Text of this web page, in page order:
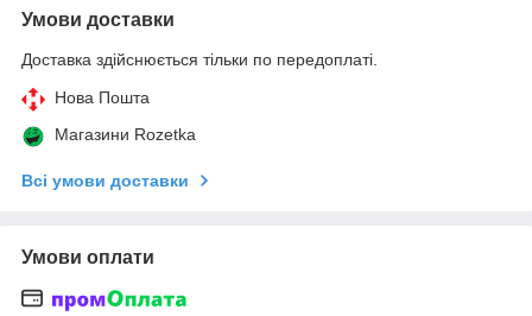
Умови доставки
Доставка здійснюється тільки по передоплаті.
Нова Пошта
Магазини Rozetka
Всі умови доставки
Умови оплати